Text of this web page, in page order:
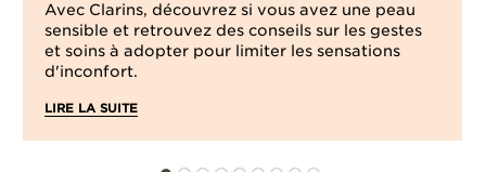
Avec Clarins, découvrez si vous avez une peau
sensible et retrouvez des conseils sur les gestes
et soins à adopter pour limiter les sensations
d'inconfort.
LIRE LA SUITE